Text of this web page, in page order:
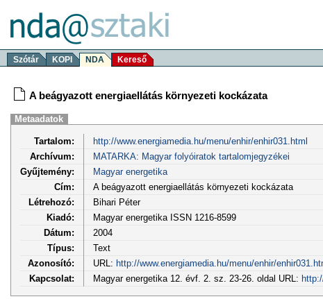
Szótár KOPI NDA Kereső
A beágyazott energiaellátás környezeti kockázata
Metaadatok
Tartalom:
http://www.energiamedia.hu/menu/enhir/enhir031.html
Archívum:
MATARKA: Magyar folyóiratok tartalomjegyzékei
Gyűjtemény:
Magyar energetika
Cím:
A beágyazott energiaellátás környezeti kockázata
Létrehozó:
Bihari Péter
Kiadó:
Magyar energetika ISSN 1216-8599
Dátum:
2004
Típus:
Text
Azonosító:
URL: http://www.energiamedia.hu/menu/enhir/
Kapcsolat:
Magyar energetika 12. évf. 2. sz. 23-26. oldal URL: